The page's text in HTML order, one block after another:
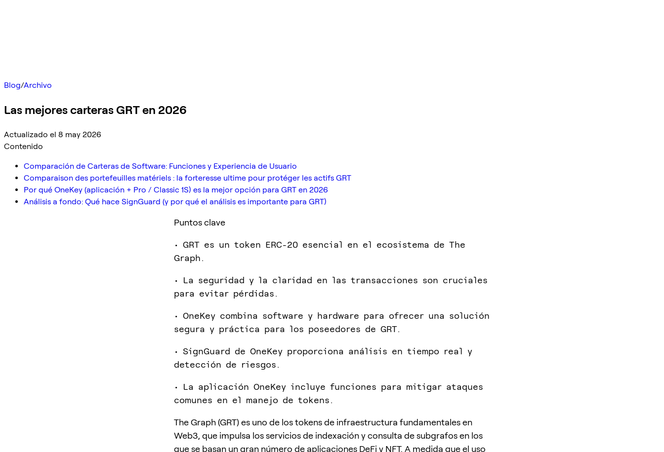
Blog/Archivo
Las mejores carteras GRT en 2026
Actualizado el 8 may 2026
Contenido
Comparación de Carteras de Software: Funciones y Experiencia de Usuario
Comparaison des portefeuilles matériels : la forteresse ultime pour protéger les actifs GRT
Por qué OneKey (aplicación + Pro / Classic 1S) es la mejor opción para GRT en 2026
Análisis a fondo: Qué hace SignGuard (y por qué el análisis es importante para GRT)
Puntos clave
• GRT es un token ERC-20 esencial en el ecosistema de The
Graph.
• La seguridad y la claridad en las transacciones son cruciales
para evitar pérdidas.
• OneKey combina software y hardware para ofrecer una solución
segura y práctica para los poseedores de GRT.
• SignGuard de OneKey proporciona análisis en tiempo real y
detección de riesgos.
• La aplicación OneKey incluye funciones para mitigar ataques
comunes en el manejo de tokens.
The Graph (GRT) es uno de los tokens de infraestructura fundamentales en
Web3, que impulsa los servicios de indexación y consulta de subgrafos en los
que se basan un gran número de aplicaciones DeFi y NFT. A medida que el uso